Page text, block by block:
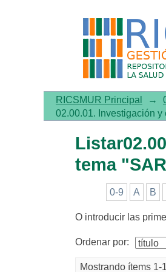
2/isolation &
RICSMUR Principal →
02.00.01. Investigación
tema
0-9 A B
O introducir las
Ordenar por:
Mostrando ítems 1-